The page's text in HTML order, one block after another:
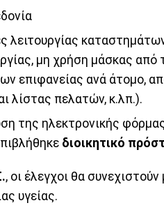
λειτουργίας
μη χρήση μάσκας
επιφανείας ανά άτομο,
λίστας πελατών, κ.λπ.).
της ηλεκτρονικής
διοικητικό
, οι έλεγχοι θα
υγείας.